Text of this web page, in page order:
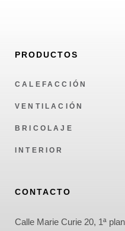
PRODUCTOS
CALEFACCIÓN
VENTILACIÓN
BRICOLAJE
INTERIOR
CONTACTO
Calle Marie Curie 20, 1ª